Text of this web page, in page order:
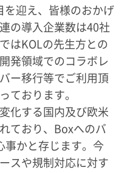
迎え、皆様のおかげ
の導入企業数は40社
はKOLの先生方との
発領域でのコラボレ
ー移行等でご利用頂
ております。
化する国内及び欧米
ており、Boxへのバ
事かと存じます。今
スや規制対応に対す